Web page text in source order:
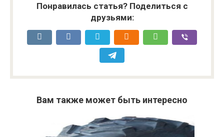
Понравилась статья? Поделиться с
друзьями:
Вам также может быть интересно